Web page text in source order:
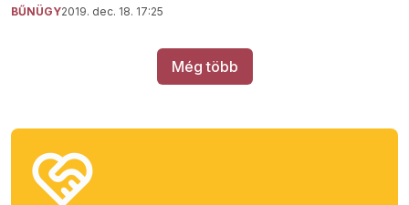
BŰNÜGY2019. dec. 18. 17:25
Még több